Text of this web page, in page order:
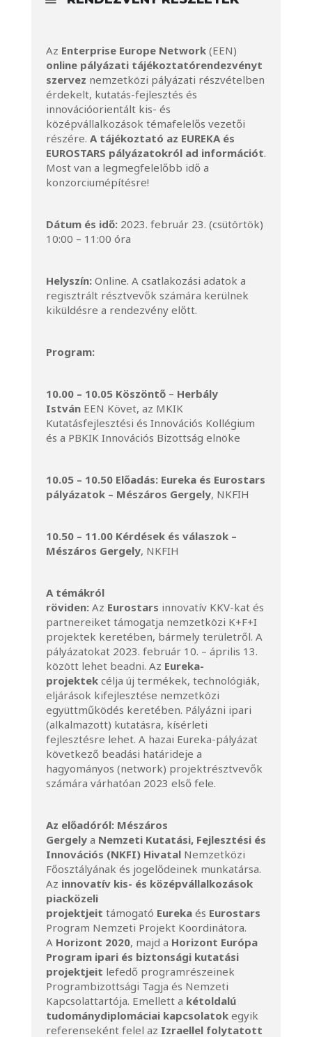
Az Enterprise Europe Network(EEN)
online pályázati tájékoztatórendezvényt
szervez nemzetközi pályázati részvételben
érdekelt, kutatás-fejlesztés és
innovációorientált kis- és
középvállalkozások témafelelős vezetői
részére. A tájékoztató az EUREKA és
EUROSTARS pályázatokról ad információt.
Most van a legmegfelelőbb idő a
konzorciumépítésre!
Dátum és idő:2023. február 23. (csütörtök)
10:00 – 11:00 óra
Helyszín: Online. A csatlakozási adatok a
regisztrált résztvevők számára kerülnek
kiküldésre a rendezvény előtt.
Program:
10.00 – 10.05 Köszöntő– Herbály
IstvánEEN Követ, az MKIK
Kutatásfejlesztési és Innovációs Kollégium
és a PBKIK Innovációs Bizottság elnöke
10.05 – 10.50 Előadás: Eureka és Eurostars
pályázatok – Mészáros Gergely, NKFIH
10.50 – 11.00 Kérdések és válaszok –
Mészáros Gergely, NKFIH
A témákról
röviden:Az Eurostars innovatív KKV-kat és
partnereiket támogatja nemzetközi K+F+I
projektek keretében, bármely területről. A
pályázatokat 2023. február 10. – április 13.
között lehet beadni. Az Eureka-
projektekcélja új termékek, technológiák,
eljárások kifejlesztése nemzetközi
együttműködés keretében. Pályázni ipari
(alkalmazott) kutatásra, kísérleti
fejlesztésre lehet. A hazai Eureka-pályázat
következő beadási határideje a
hagyományos (network) projektrésztvevők
számára várhatóan 2023 első fele.
Az előadóról: Mészáros
Gergelya Nemzeti Kutatási, Fejlesztési és
Innovációs (NKFI) HivatalNemzetközi
Főosztályának és jogelődeinek munkatársa.
Az innovatív kis- és középvállalkozások
piacközeli
projektjeit támogató Eurekaés Eurostars
Program Nemzeti Projekt Koordinátora.
A Horizont 2020, majd a Horizont Európa
Program ipari és biztonsági kutatási
projektjeit lefedő programrészeinek
Programbizottsági Tagja és Nemzeti
Kapcsolattartója. Emellett a kétoldalú
tudománydiplomáciai kapcsolatokegyik
referenseként felel az Izraellel folytatott